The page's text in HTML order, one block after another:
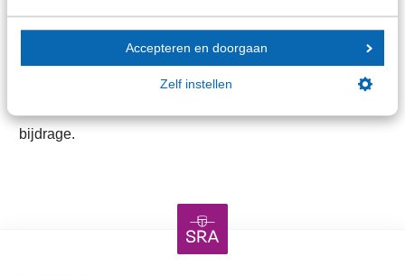
Accepteren en doorgaan
Zelf instellen
meer risicobewust gedrag en verbetering van kwaliteit in
de sector. Ook deze keer kijken we weer terug op een
inspirerende, energieke en betekenisvolle sessie. We
bijdrage.